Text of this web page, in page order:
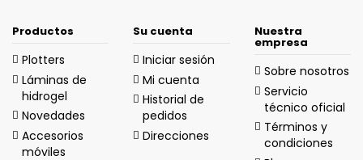
Productos
Plotters
Láminas de
hidrogel
Novedades
Accesorios
móviles
Su cuenta
Iniciar sesión
Mi cuenta
Historial de
pedidos
Direcciones
Nuestra
empresa
Sobre nosotros
Servicio
técnico oficial
Términos y
condiciones